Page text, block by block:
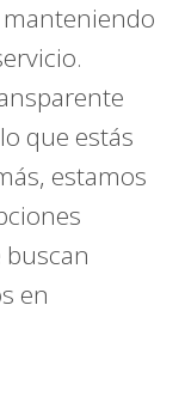
que estás
estamos
en